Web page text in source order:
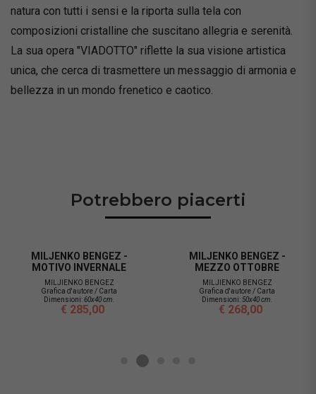
natura con tutti i sensi e la riporta sulla tela con
composizioni cristalline che suscitano allegria e serenità.
La sua opera "VIADOTTO" riflette la sua visione artistica
unica, che cerca di trasmettere un messaggio di armonia e
bellezza in un mondo frenetico e caotico.
Potrebbero piacerti
BENGEZ -
/ Carta
MILJENKO BENGEZ -
MEZZO OTTOBRE
Grafica d'autore / Carta